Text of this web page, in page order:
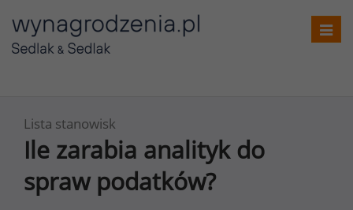
Lista stanowisk
Ile zarabia analityk do
spraw podatków?